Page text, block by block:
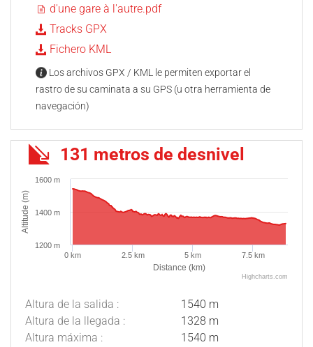
d'une gare à l'autre.pdf
Tracks GPX
Fichero KML
Los archivos GPX / KML le permiten exportar el
rastro de su caminata a su GPS (u otra herramienta de
navegación)
131 metros de desnivel
Distance (km)
Altitude (m)
0 km 2.5 km 5 km 7.5 km
1400 m
1600 m
1200 m
Highcharts.com
Altura de la salida :
1540 m
Altura de la llegada :
1328 m
Altura máxima :
1540 m